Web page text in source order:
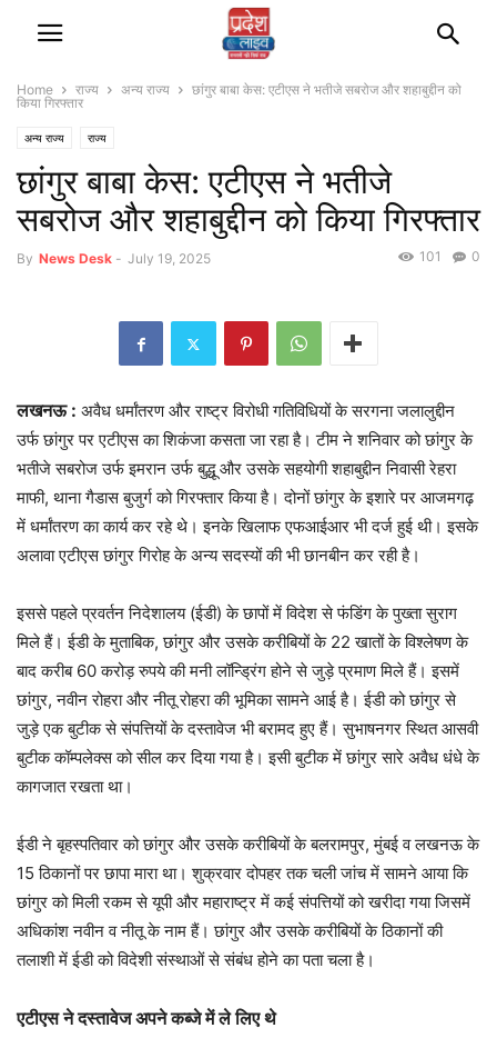
Home राज्‍य अन्‍य राज्‍य
छांगुर बाबा केस: एटीएस ने भतीजे सबरोज और शहाबुद्दीन को
किया गिरफ्तार
अन्‍य राज्‍य राज्‍य
छांगुर बाबा केस: एटीएस ने भतीजे
सबरोज और शहाबुद्दीन को किया गिरफ्तार
By News Desk - July 19, 2025 0
101
लखनऊ : अवैध धर्मांतरण और राष्ट्र विरोधी गतिविधियों के सरगना जलालुद्दीन
उर्फ छांगुर पर एटीएस का शिकंजा कसता जा रहा है। टीम ने शनिवार को छांगुर के
भतीजे सबरोज उर्फ इमरान उर्फ बुद्धू और उसके सहयोगी शहाबुद्दीन निवासी रेहरा
माफी, थाना गैडास बुजुर्ग को गिरफ्तार किया है। दोनों छांगुर के इशारे पर आजमगढ़
में धर्मांतरण का कार्य कर रहे थे। इनके खिलाफ एफआईआर भी दर्ज हुई थी। इसके
अलावा एटीएस छांगुर गिरोह के अन्य सदस्यों की भी छानबीन कर रही है।
इससे पहले प्रवर्तन निदेशालय (ईडी) के छापों में विदेश से फंडिंग के पुख्ता सुराग
मिले हैं। ईडी के मुताबिक, छांगुर और उसके करीबियों के 22 खातों के विश्लेषण के
बाद करीब 60 करोड़ रुपये की मनी लॉन्ड्रिंग होने से जुड़े प्रमाण मिले हैं। इसमें
छांगुर, नवीन रोहरा और नीतू रोहरा की भूमिका सामने आई है। ईडी को छांगुर से
जुड़े एक बुटीक से संपत्तियों के दस्तावेज भी बरामद हुए हैं। सुभाषनगर स्थित आसवी
बुटीक कॉम्पलेक्स को सील कर दिया गया है। इसी बुटीक में छांगुर सारे अवैध धंधे के
कागजात रखता था।
ईडी ने बृहस्पतिवार को छांगुर और उसके करीबियों के बलरामपुर, मुंबई व लखनऊ के
15 ठिकानों पर छापा मारा था। शुक्रवार दोपहर तक चली जांच में सामने आया कि
छांगुर को मिली रकम से यूपी और महाराष्ट्र में कई संपत्तियों को खरीदा गया जिसमें
अधिकांश नवीन व नीतू के नाम हैं। छांगुर और उसके करीबियों के ठिकानों की
तलाशी में ईडी को विदेशी संस्थाओं से संबंध होने का पता चला है।
एटीएस ने दस्तावेज अपने कब्जे में ले लिए थे